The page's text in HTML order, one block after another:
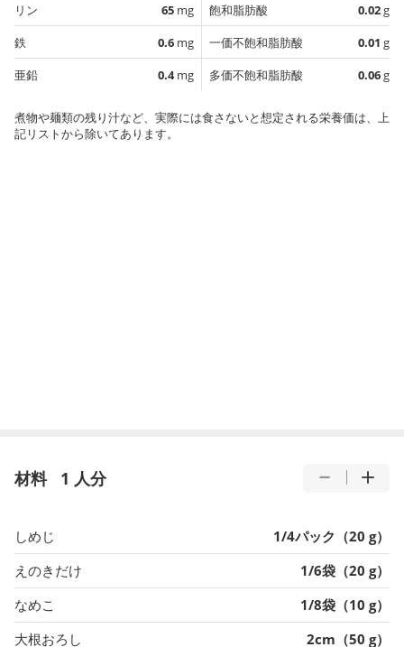
リン
65 mg
鉄
0.6 mg
亜鉛
0.4mg
飽和脂肪酸
0.02g
一価不飽和脂肪酸
0.01 g
多価不飽和脂肪酸
0.06g
煮物や麺類の残り汁など、実際には食さないと想定される栄養価は、上
記リストから除いてあります。
材料 1 人分
しめじ
1/4パック（20 g）
えのきだけ
1/6袋（20 g）
なめこ
1/8袋（10 g）
大根おろし
2cm（50 g）